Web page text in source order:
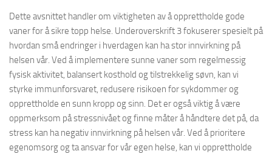
Dette avsnittet handler om viktigheten av å opprettholde gode
vaner for å sikre topp helse. Underoverskrift 3 fokuserer spesielt på
hvordan små endringer i hverdagen kan ha stor innvirkning på
helsen vår. Ved å implementere sunne vaner som regelmessig
fysisk aktivitet, balansert kosthold og tilstrekkelig søvn, kan vi
styrke immunforsvaret, redusere risikoen for sykdommer og
opprettholde en sunn kropp og sinn. Det er også viktig å være
oppmerksom på stressnivået og finne måter å håndtere det på, da
stress kan ha negativ innvirkning på helsen vår. Ved å prioritere
egenomsorg og ta ansvar for vår egen helse, kan vi opprettholde